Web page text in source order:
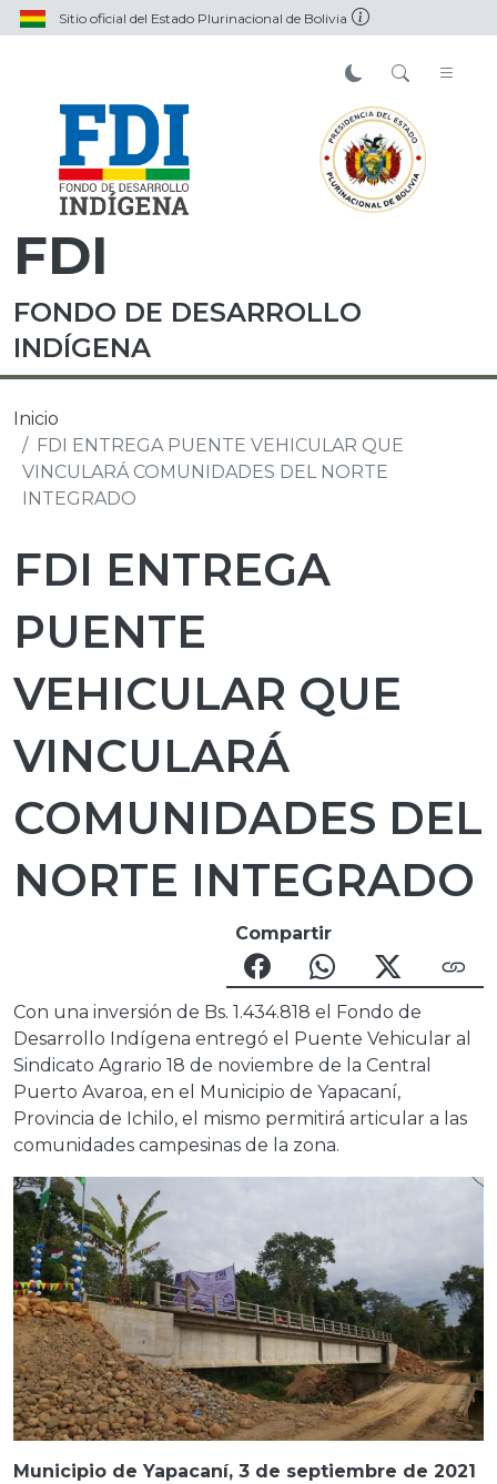
Sitio oficial del Estado Plurinacional de Bolivia
FDI
FONDO DE DESARROLLO
INDÍGENA
Inicio
FDI ENTREGA PUENTE VEHICULAR QUE
VINCULARÁ COMUNIDADES DEL NORTE
INTEGRADO
FDI ENTREGA
PUENTE
VEHICULAR QUE
VINCULARÁ
COMUNIDADES DEL
NORTE INTEGRADO
Compartir
Con una inversión de Bs. 1.434.818 el Fondo de
Desarrollo Indígena entregó el Puente Vehicular al
Sindicato Agrario 18 de noviembre de la Central
Puerto Avaroa, en el Municipio de Yapacaní,
Provincia de Ichilo, el mismo permitirá articular a las
comunidades campesinas de la zona.
Municipio de Yapacaní, 3 de septiembre de 2021